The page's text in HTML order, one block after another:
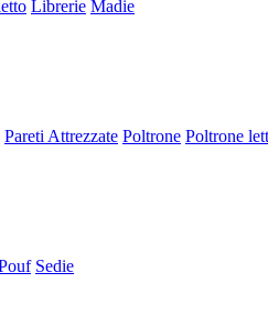
Librerie Madie
Pareti Attrezzate Poltrone Poltrone
Sedie